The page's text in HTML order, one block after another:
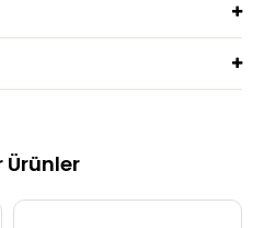
Ürünler